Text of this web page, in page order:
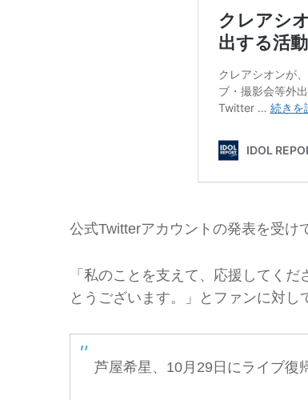
公式Twitterアカウントの発表を受け
「私のことを支えて、応援してく
とうございます。」とファンに対し
芦屋希星、10月29日にライブ復